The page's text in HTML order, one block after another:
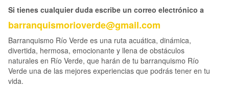
Si tienes cualquier duda escribe un correo electrónico a
barranquismorioverde@gmail.com
Barranquismo Río Verde es una ruta acuática, dinámica,
divertida, hermosa, emocionante y llena de obstáculos
naturales en Río Verde, que harán de tu barranquismo Río
Verde una de las mejores experiencias que podrás tener en tu
vida.